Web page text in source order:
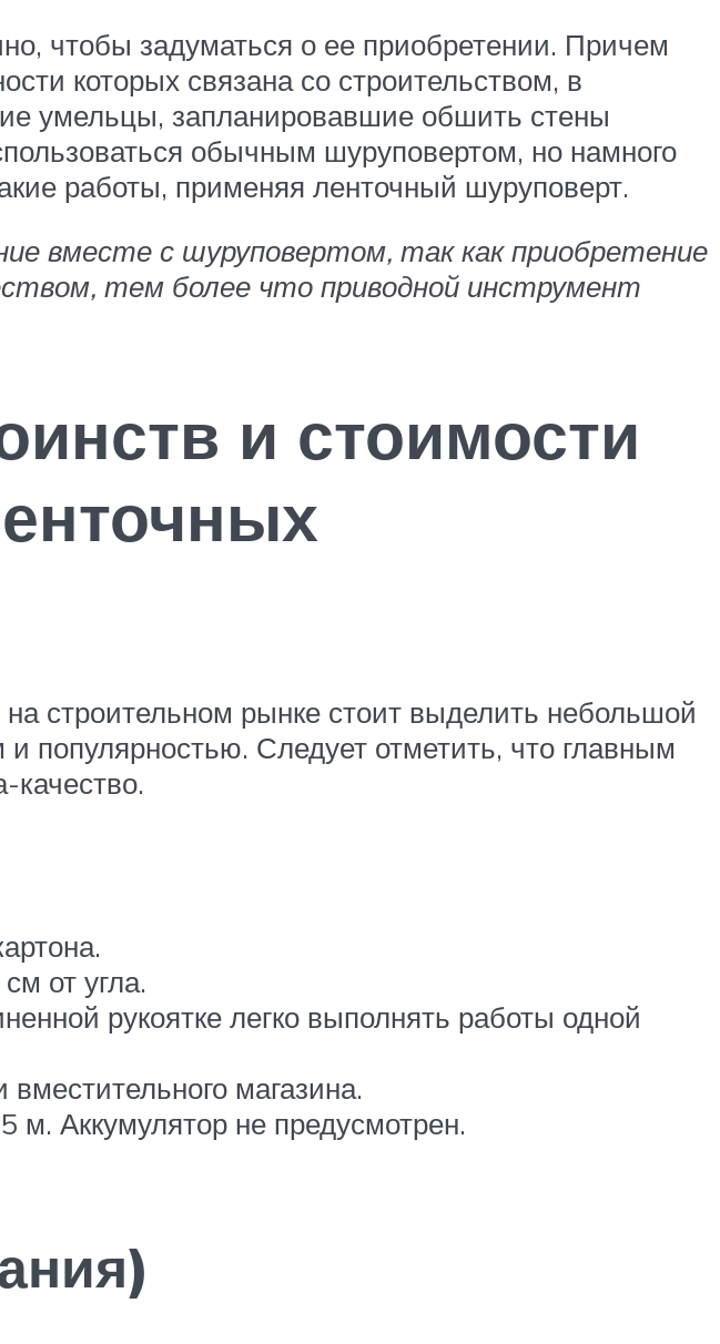
чтобы задуматься о ее приобретении. Причем
которых связана со строительством, в
умельцы, запланировавшие обшить стены
обычным шуруповертом, но намного
работы, применяя ленточный шуруповерт.
вместе с шуруповертом, так как приобретение
тем более что приводной инструмент
и стоимости
строительном рынке стоит выделить небольшой
популярностью. Следует отметить, что главным
качество.
от угла.
рукоятке легко выполнять работы одной
магазина.
Аккумулятор не предусмотрен.